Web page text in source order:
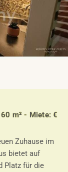
m² - Miete: €
Zuhause im
bietet auf
Platz für die